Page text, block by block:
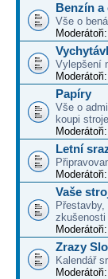
Benzín a
Vše o
Moderátoři:
Vylepšení
Moderátoři:
Papíry
Vše o
koupi
Moderátoři:
Letní
Moderátoři:
Vaše
Moderátoři:
Zrazy
Kalendář
Moderátoři: